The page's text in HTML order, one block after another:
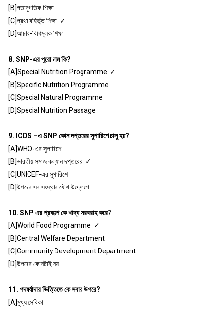
[B]গতানুগতিক শিক্ষা
[C]প্রথা বহির্ভূত শিক্ষা ✓
[D]আচার-বিধিমূলক শিক্ষা
8. SNP-এর পুরো নাম কি?
[A]Special Nutrition Programme ✓
[B]Specific Nutrition Programme
[C]Special Natural Programme
[D]Special Nutrition Passage
9. ICDS –এ SNP কোন দপ্তরের সুপারিশে চালু হয়?
[A]WHO-এর সুপারিশে
[B]ভারতীয় সমাজ কল্যান দপ্তরের ✓
[C]UNICEF-এর সুপারিশে
[D]উপরের সব সংস্থার যৌথ উদ্যোগে
10. SNP এর প্রকল্পে কে খাদ্য সরবরাহ করে?
[A]World Food Programme ✓
[B]Central Welfare Department
[C]Community Development Department
[D]উপরের কোনটাই নয়
11. পদমর্যাদার ভিত্তিতে কে সবার উপরে?
[A]মুখ্য সেবিকা